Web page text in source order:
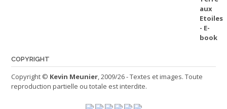
COPYRIGHT
Copyright © Kevin Meunier, 2009/26 - Textes et images. Toute
reproduction partielle ou totale est interdite.